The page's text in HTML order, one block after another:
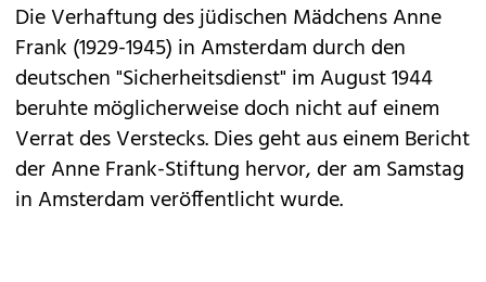
Die Verhaftung des jüdischen MädchensAnne
Frank (1929-1945) in Amsterdam durch den
deutschen "Sicherheitsdienst" im August 1944
beruhte möglicherweise doch nicht auf einem
Verrat des Verstecks. Dies geht aus einem Bericht
der Anne Frank-Stiftung hervor, der am Samstag
in Amsterdam veröffentlicht wurde.